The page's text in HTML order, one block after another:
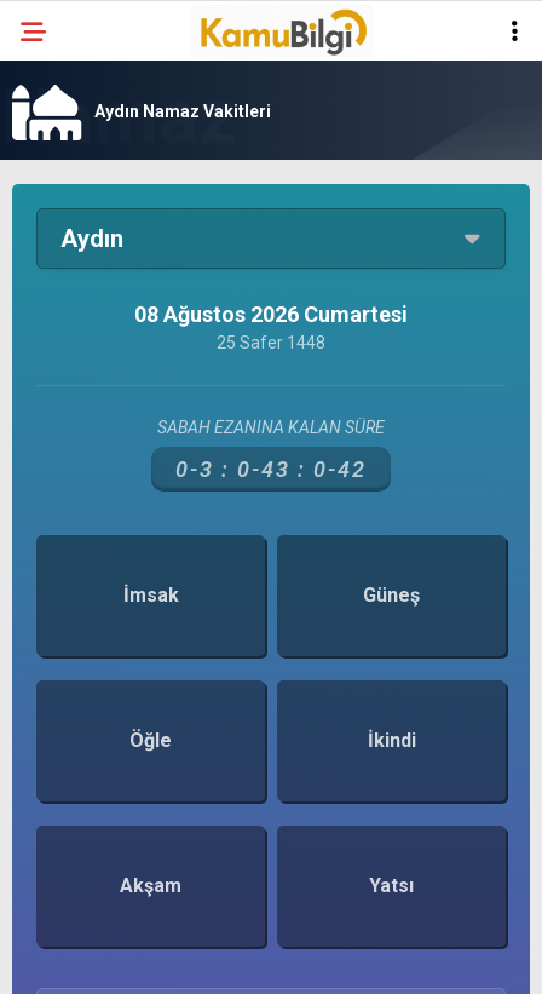
Aydın Namaz Vakitleri
Aydın
08 Ağustos 2026 Cumartesi
25 Safer 1448
SABAH EZANINA KALAN SÜRE
0-3 : 0-43 : 0-42
İmsak Güneş
Öğle İkindi
Akşam Yatsı